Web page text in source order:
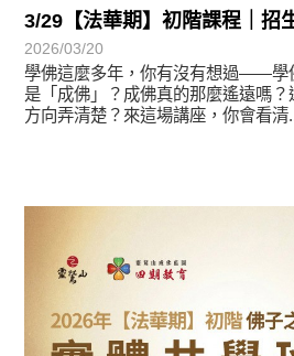
3/29【法華期】初階課程｜招
2026/03/20
學佛這麼多年，你有沒有想過——學
是「成佛」？成佛真的那麼遙遠嗎
方向弄清楚？來這場講座，你會看清